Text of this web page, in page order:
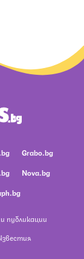
Grabo.bg
Nova.bg
публикации